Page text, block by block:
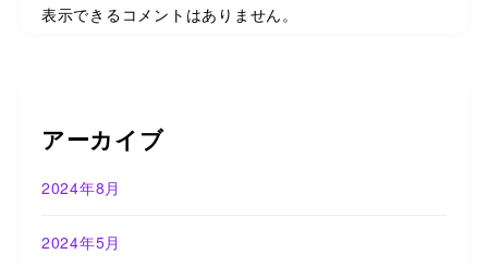
表示できるコメントはありません。
アーカイブ
2024年8月
2024年5月